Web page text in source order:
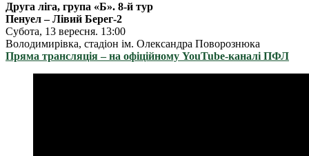
Друга ліга, група «Б». 8-й тур
Пенуел – Лівий Берег-2
Субота, 13 вересня. 13:00
Володимирівка, стадіон ім. Олександра Поворознюка
Пряма трансляція – на офіційному YouTube-каналі ПФЛ